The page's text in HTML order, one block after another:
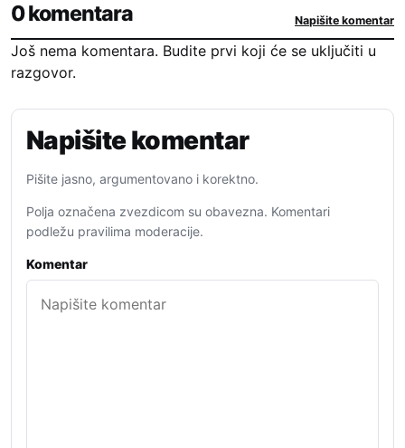
0 komentara Napišite komentar
Još nema komentara. Budite prvi koji će se uključiti u
razgovor.
Napišite komentar
Pišite jasno, argumentovano i korektno.
Polja označena zvezdicom su obavezna. Komentari
podležu pravilima moderacije.
Komentar